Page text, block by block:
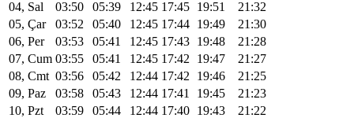
04, Sal
03:50 05:39 12:45 17:45 19:51
21:32
05, Çar
03:52 05:40 12:45 17:44 19:49
21:30
06, Per
03:53 05:41 12:45 17:43 19:48
21:28
07, Cum 03:55 05:41 12:45 17:42 19:47
21:27
08, Cmt 03:56 05:42 12:44 17:42 19:46
21:25
09, Paz
03:58 05:43 12:44 17:41 19:45
21:23
10, Pzt
03:59 05:44 12:44 17:40 19:43
21:22